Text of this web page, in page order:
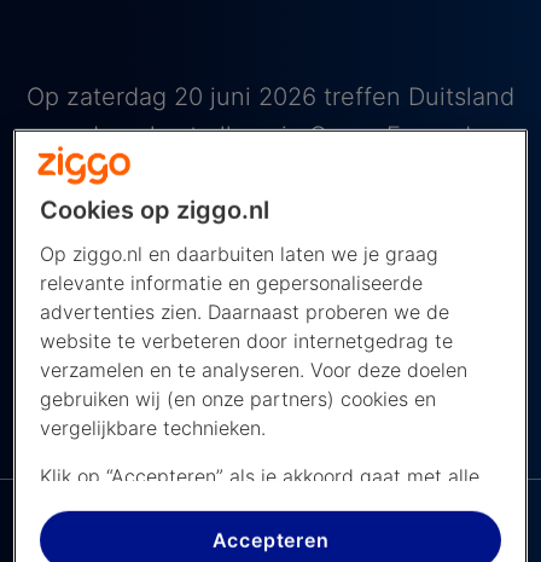
Op zaterdag 20 juni 2026 treffen Duitsland
en Ivoorkust elkaar in Groep E van de
groepsfase van het WK 2026. Deze
wedstrijd wordt gespeeld op BMO Field in
Toronto, Canada. De wedstrijd begint om
22.00 uur Nederlandse tijd en je kijkt hem
live bij de NOS op NPO 1.
NAVIGEER NAAR ...
Cookies op ziggo.nl
Op ziggo.nl en daarbuiten laten we je graag
relevante informatie en gepersonaliseerde
advertenties zien. Daarnaast proberen we de
website te verbeteren door internetgedrag te
verzamelen en te analyseren. Voor deze doelen
gebruiken wij (en onze partners) cookies en
vergelijkbare technieken.
Klik op “Accepteren” als je akkoord gaat met alle
cookies. Kies je voor “Nee, liever niet”, dan
plaatsen we alleen strikt noodzakelijke cookies om
Accepteren